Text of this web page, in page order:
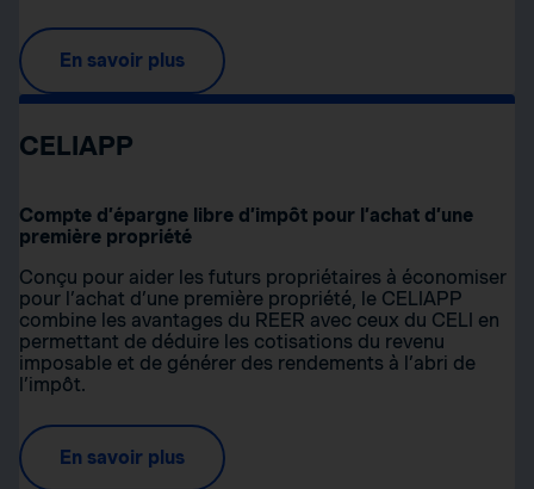
En savoir plus
CELIAPP
Compte d’épargne libre d’impôt pour l’achat d’une
première propriété
Conçu pour aider les futurs propriétaires à économiser
pour l’achat d’une première propriété, le CELIAPP
combine les avantages du REER avec ceux du CELI en
permettant de déduire les cotisations du revenu
imposable et de générer des rendements à l’abri de
l’impôt.
En savoir plus